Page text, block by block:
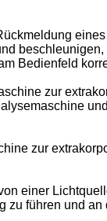
Bedienfeld
zur
zur
einer
führen und